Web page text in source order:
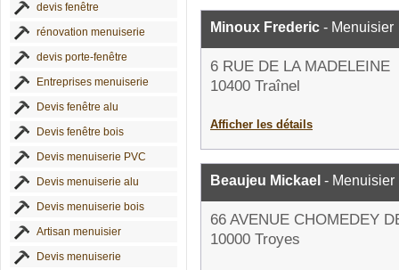
devis fenêtre
rénovation menuiserie
devis porte-fenêtre
Entreprises menuiserie
Devis fenêtre alu
Devis fenêtre bois
Devis menuiserie PVC
Devis menuiserie alu
Devis menuiserie bois
Artisan menuisier
Devis menuiserie
Minoux Frederic - Menuisier
6 RUE DE LA MADELEINE
10400 Traînel
Afficher les détails
Beaujeu Mickael - Menuisier
66 AVENUE CHOMEDEY
10000 Troyes